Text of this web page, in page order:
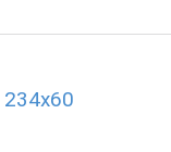
234x60